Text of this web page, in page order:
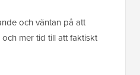
och väntan på att
mer tid till att faktiskt